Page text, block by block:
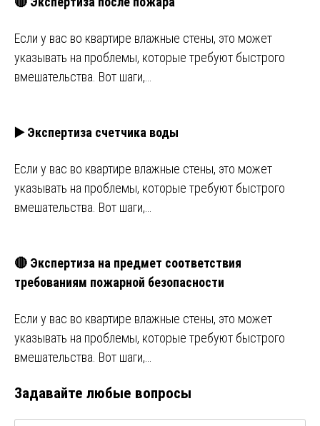
Если у вас во квартире влажные стены, это может
указывать на проблемы, которые требуют быстрого
вмешательства. Вот шаги,…
▶️ Экспертиза счетчика воды
Если у вас во квартире влажные стены, это может
указывать на проблемы, которые требуют быстрого
вмешательства. Вот шаги,…
🔴 Экспертиза на предмет соответствия
требованиям пожарной безопасности
Если у вас во квартире влажные стены, это может
указывать на проблемы, которые требуют быстрого
вмешательства. Вот шаги,…
Задавайте любые вопросы